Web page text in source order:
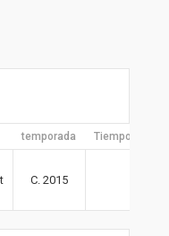
temporada Tiempo
C. 2015